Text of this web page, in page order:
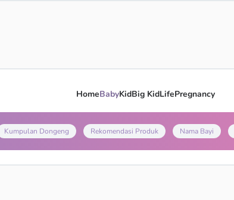
HomeBabyKidBig KidLifePregnancy
Kumpulan Dongeng Rekomendasi Produk Nama Bayi